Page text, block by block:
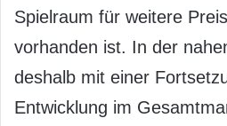
Spielraum für weitere
vorhanden ist. In der
deshalb mit einer
Entwicklung im